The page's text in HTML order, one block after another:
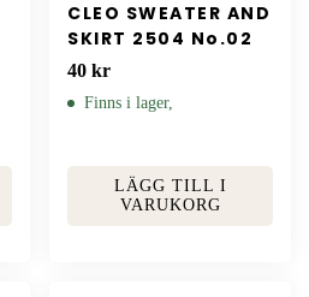
CLEO SWEATER AND
SKIRT 2504 No.02
40 kr
Finns i lager,
LÄGG TILL I
VARUKORG